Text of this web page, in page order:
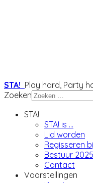
STA! Play hard, Party
Zoeken
STA!
STA! is ...
Lid worden
Regisseren
Bestuur
Contact
Voorstellingen